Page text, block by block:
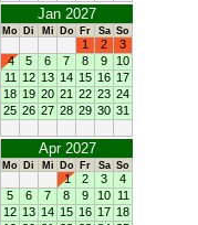
Jan 2027
Mo Di Mi Do Fr Sa So
1 2
3
4
5 6 7 8 9
10
11
12 13 14 15 16 17
18 19 20 21 22 23 24
25 26 27 28 29 30 31
Apr 2027
Mo Di Mi Do Fr Sa So
1 2 3
4
5
6 7 8 9 10 11
12 13 14 15 16 17 18